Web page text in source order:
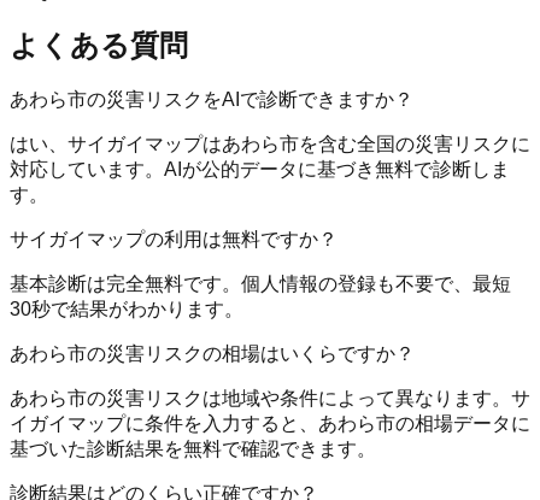
よくある質問
あわら市の災害リスクをAIで診断できますか？
はい、サイガイマップはあわら市を含む全国の災害リスクに
対応しています。AIが公的データに基づき無料で診断しま
す。
サイガイマップの利用は無料ですか？
基本診断は完全無料です。個人情報の登録も不要で、最短
30秒で結果がわかります。
あわら市の災害リスクの相場はいくらですか？
あわら市の災害リスクは地域や条件によって異なります。サ
イガイマップに条件を入力すると、あわら市の相場データに
基づいた診断結果を無料で確認できます。
診断結果はどのくらい正確ですか？